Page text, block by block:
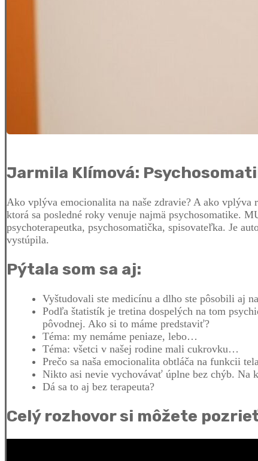
Jarmila Klímová:
Ako vplýva emocionalita na naše zdravie? A ako
ktorá sa posledné roky venuje najmä psychosomatike.
psychoterapeutka, psychosomatička, spisovateľka. Je
vystúpila.
Pýtala som sa aj:
Vyštudovali ste medicínu a dlho ste pôsobili aj
Podľa štatistík je tretina dospelých na tom
pôvodnej. Ako si to máme predstaviť?
Téma: my nemáme peniaze, lebo…
Téma: všetci v našej rodine mali cukrovku…
Prečo sa naša emocionalita obtláča na funkcii
Nikto asi nevie vychovávať úplne bez chýb. Na
Dá sa to aj bez terapeuta?
Celý rozhovor si môžete